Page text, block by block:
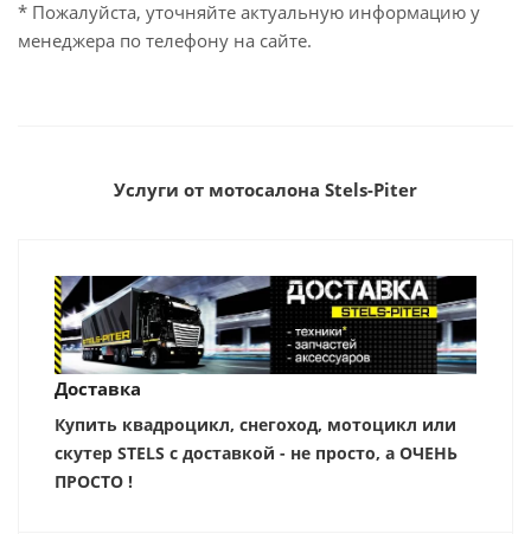
* Пожалуйста, уточняйте актуальную информацию у
менеджера по телефону на сайте.
Услуги от мотосалона Stels-Piter
Доставка
Купить квадроцикл, снегоход, мотоцикл или
скутер STELS с доставкой - не просто, а ОЧЕНЬ
ПРОСТО !